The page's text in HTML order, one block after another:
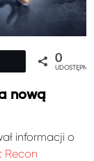
0
nową
informacji o
Recon